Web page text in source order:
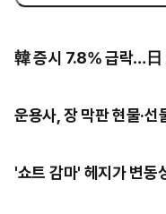
韓 증시 7.8% 급락…
운용사, 장 막판 현물·선
'쇼트 감마' 헤지가 변동